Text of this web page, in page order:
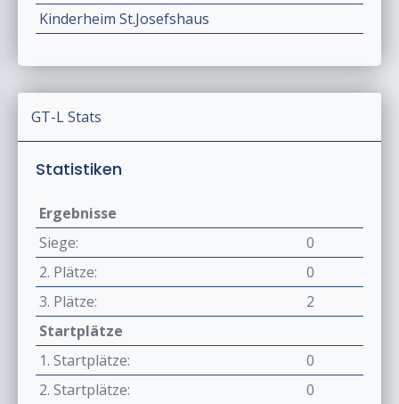
Kinderheim St.Josefshaus
GT-L Stats
Statistiken
Ergebnisse
Siege:
0
2. Plätze:
0
3. Plätze:
2
Startplätze
1. Startplätze:
0
2. Startplätze:
0